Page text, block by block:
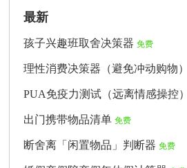
最新
孩子兴趣班取舍决策器 免费
理性消费决策器（避免冲动购物）
PUA免疫力测试（远离情感操控）
出门携带物品清单 免费
断舍离「闲置物品」判断器 免费